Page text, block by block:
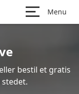
Menu
bestil et gratis